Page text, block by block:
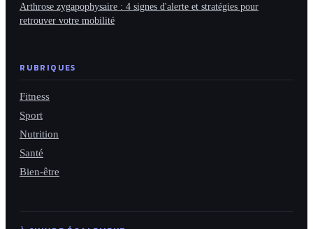
Arthrose zygapophysaire : 4 signes d'alerte et stratégies pour
retrouver votre mobilité
RUBRIQUES
Fitness
Sport
Nutrition
Santé
Bien-être